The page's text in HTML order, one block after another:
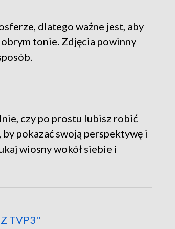
dlatego ważne jest, aby
tonie. Zdjęcia powinny
czy po prostu lubisz robić
pokazać swoją perspektywę i
wiosny wokół siebie i
TVP3''